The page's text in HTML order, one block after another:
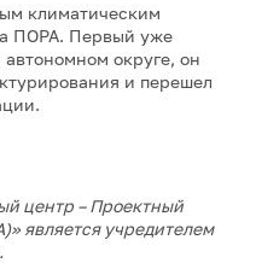
климатическим
ПОРА. Первый уже
округе, он
и перешел
центр – Проектный
является учредителем